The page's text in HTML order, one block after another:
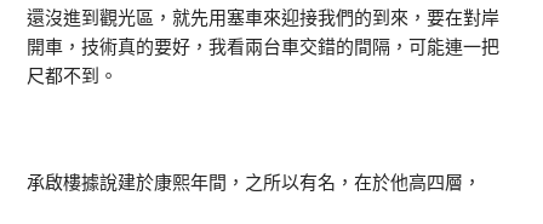
還沒進到觀光區，就先用塞車來迎接我們的到來，要在對岸
開車，技術真的要好，我看兩台車交錯的間隔，可能連一把
尺都不到。
承啟樓據說建於康熙年間，之所以有名，在於他高四層，